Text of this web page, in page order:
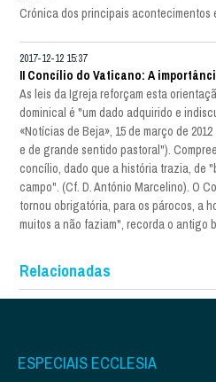
Crónica dos principais acontecimentos
2017-12-12 15:37
II Concílio do Vaticano: A
As leis da Igreja reforçam esta
dominical é "um dado adquirido e
«Notícias de Beja», 15 de março de
e de grande sentido pastoral").
concílio, dado que a história trazia, de
campo". (Cf. D. António Marcelino). O
tornou obrigatória, para os párocos, a
muitos a não faziam", recorda o antigo
Relacionadas
ESPECIAIS ECCLESIA